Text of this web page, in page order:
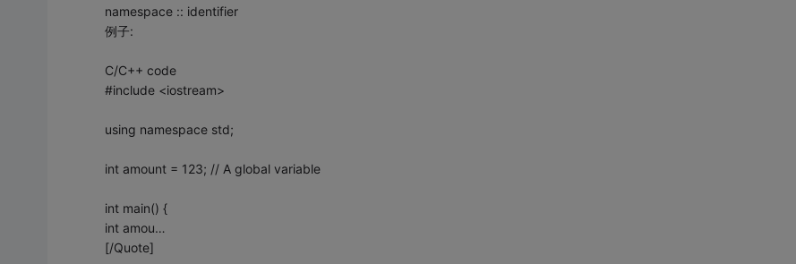
namespace :: identifier
例子:
C/C++ code
#include <iostream>
using namespace std;
int amount = 123; // A global variable
int main() {
int amou…
[/Quote]